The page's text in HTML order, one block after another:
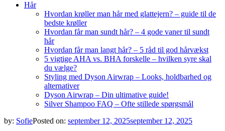
Hår
Hvordan krøller man hår med glattejern? – guide til de
bedste krøller
Hvordan får man sundt hår? – 4 gode vaner til sundt
hår
Hvordan får man langt hår? – 5 råd til god hårvækst
5 vigtige AHA vs. BHA forskelle – hvilken syre skal
du vælge?
Styling med Dyson Airwrap – Looks, holdbarhed og
alternativer
Dyson Airwrap – Din ultimative guide!
Silver Shampoo FAQ – Ofte stillede spørgsmål
by: SofiePosted on: september 12, 2025september 12, 2025